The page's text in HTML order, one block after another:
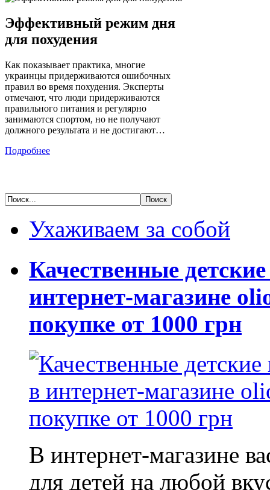
Эффективный режим дня
для похудения
Как показывает практика, многие
украинцы придерживаются ошибочных
правил во время похудения. Эксперты
отмечают, что люди придерживаются
правильного питания и регулярно
занимаются спортом, но не получают
должного результата и не достигают…
Подробнее
Ухаживаем за собой
Качественные
интернет-магазине
покупке от 1000 грн
В интернет-магазине
для детей на любой